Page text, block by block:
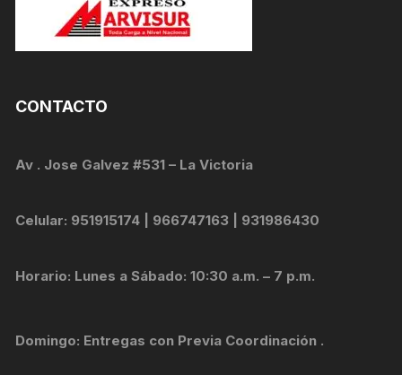
CONTACTO
Av . Jose Galvez #531 – La Victoria
Celular: 951915174 | 966747163 | 931986430
Horario: Lunes a Sábado: 10:30 a.m. – 7 p.m.
Domingo: Entregas con Previa Coordinación .